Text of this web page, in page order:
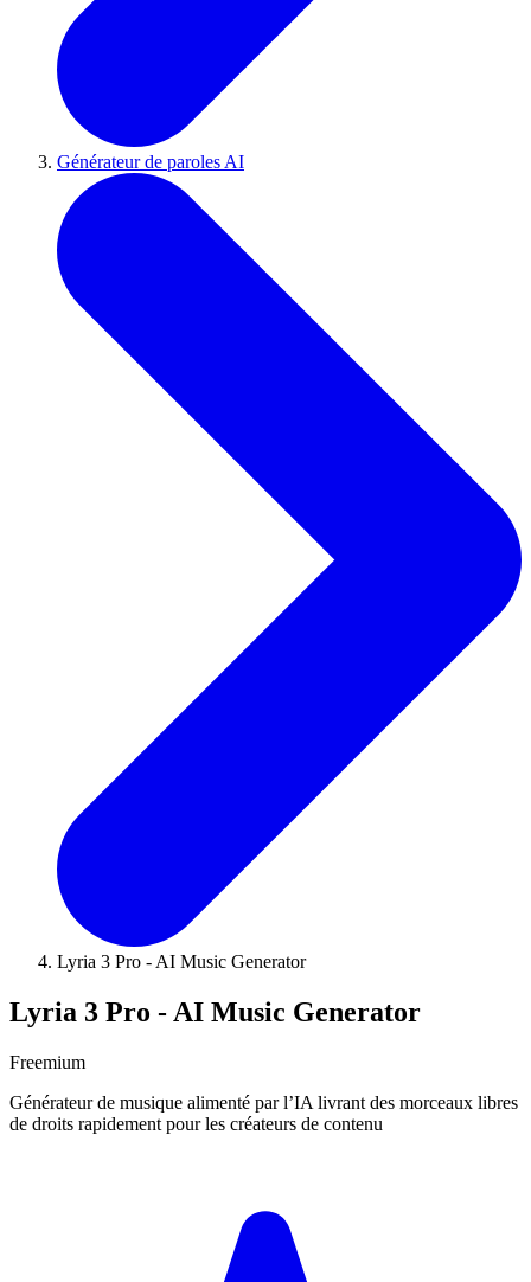
Générateur de paroles AI
Lyria 3 Pro - AI Music Generator
Lyria 3 Pro - AI Music Generator
Freemium
Générateur de musique alimenté par l’IA livrant des morceaux libres
de droits rapidement pour les créateurs de contenu